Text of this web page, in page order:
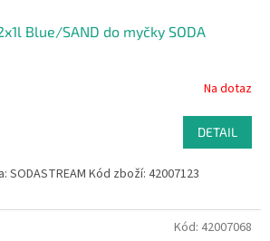
Blue/SAND do myčky SODA
Na dotaz
DETAIL
SODASTREAM Kód zboží: 42007123
Kód: 42007068